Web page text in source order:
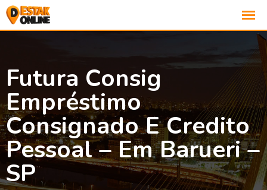
Futura Consig
Empréstimo
Consignado E Credito
Pessoal – Em Barueri –
SP